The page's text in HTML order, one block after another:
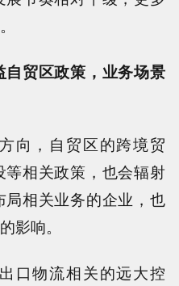
贸区政策，业务场景
向，自贸区的跨境贸
相关政策，也会辐射
相关业务的企业，也
影响。
口物流相关的远大控